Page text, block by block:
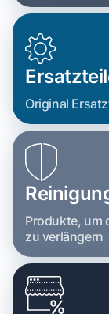
Original
Produkte, um
zu verlängern